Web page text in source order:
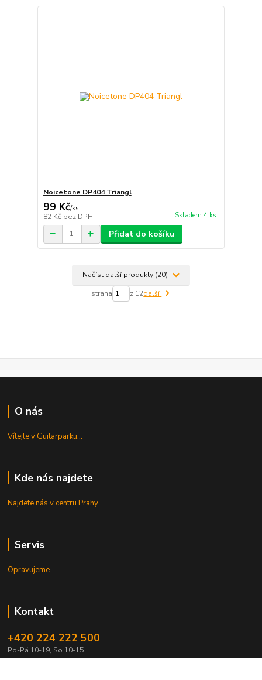
Noicetone DP404 Triangl
99 Kč/ks
82 Kč bez DPH Skladem 4 ks
Přidat do košíku
Načíst další produkty (20)
strana z 12další
O nás
Vítejte v Guitarparku...
Kde nás najdete
Najdete nás v centru Prahy...
Servis
Opravujeme...
Kontakt
+420 224 222 500
Po-Pá 10-19, So 10-15